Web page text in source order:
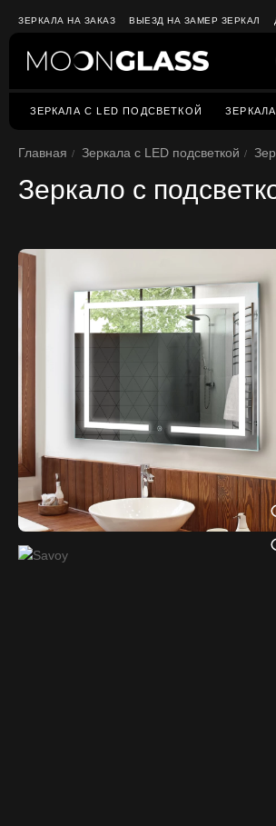
ЗЕРКАЛА НА ЗАКАЗ ВЫЕЗД НА ЗАМЕР ЗЕРКАЛ
ЗЕРКАЛА C LED ПОДСВЕТКОЙ
Главная Зеркала c LED подсветкой
Зеркало с